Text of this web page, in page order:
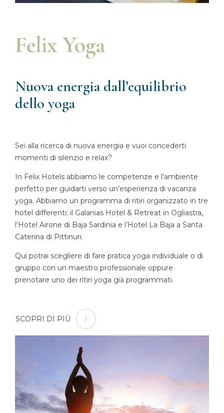
Felix Yoga
Nuova energia dall’equilibrio
dello yoga
Sei alla ricerca di nuova energia e vuoi concederti
momenti di silenzio e relax?
In Felix Hotels abbiamo le competenze e l’ambiente
perfetto per guidarti verso un’esperienza di vacanza
yoga. Abbiamo un programma di ritiri organizzato in tre
hotel differenti: il Galanias Hotel & Retreat in Ogliastra,
l’Hotel Airone di Baja Sardinia e l’Hotel La Baja a Santa
Caterina di Pittinuri.
Qui potrai scegliere di fare pratica yoga individuale o di
gruppo con un maestro professionale oppure
prenotare uno dei ritiri yoga già programmati.
SCOPRI DI PIÙ